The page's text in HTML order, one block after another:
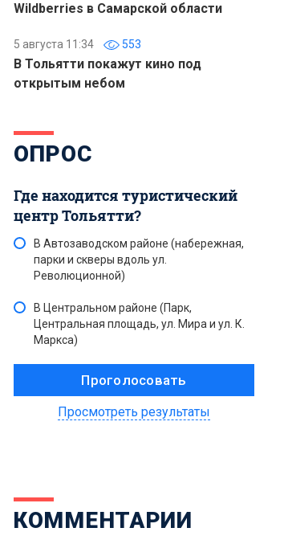
Wildberries в Самарской области
5 августа 11:34 553
В Тольятти покажут кино под
открытым небом
ОПРОС
Где находится туристический
центр Тольятти?
В Автозаводском районе (набережная,
парки и скверы вдоль ул.
Революционной)
В Центральном районе (Парк,
Центральная площадь, ул. Мира и ул. К.
Маркса)
Просмотреть результаты
КОММЕНТАРИИ